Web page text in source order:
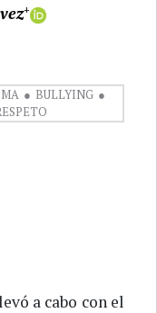
+
BULLYING
a cabo con el